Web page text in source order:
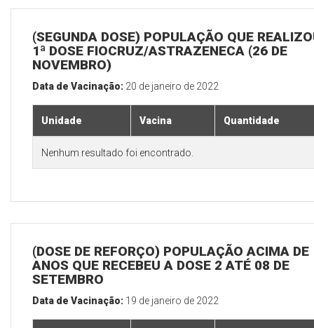
(SEGUNDA DOSE) POPULAÇÃO QUE
1ª DOSE FIOCRUZ/ASTRAZENECA (26 DE
NOVEMBRO)
Data de Vacinação: 20 de janeiro de 2022
Unidade Vacina Quantidade
Nenhum resultado foi encontrado.
(DOSE DE REFORÇO) POPULAÇÃO ACIMA DE
ANOS QUE RECEBEU A DOSE 2 ATÉ 08 DE
SETEMBRO
Data de Vacinação: 19 de janeiro de 2022